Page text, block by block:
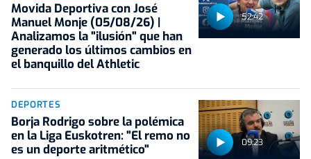
52:42
Movida Deportiva con José
Manuel Monje (05/08/26) |
Analizamos la "ilusión" que han
generado los últimos cambios en
el banquillo del Athletic
09:23
DEPORTES
Borja Rodrigo sobre la polémica
en la Liga Euskotren: "El remo no
es un deporte aritmético"